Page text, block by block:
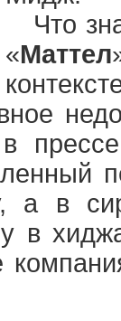
Что
«Маттел
в
а в
в